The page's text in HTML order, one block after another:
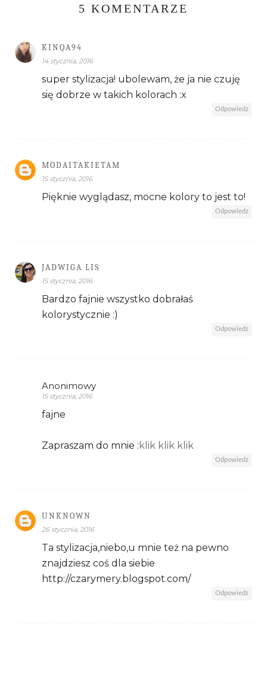
5 KOMENTARZE
KINQA94
14 stycznia, 2016
super stylizacja! ubolewam, że ja nie czuję
się dobrze w takich kolorach :x
Odpowiedz
MODAITAKIETAM
15 stycznia, 2016
Pięknie wyglądasz, mocne kolory to jest to!
Odpowiedz
JADWIGA LIS
15 stycznia, 2016
Bardzo fajnie wszystko dobrałaś
kolorystycznie :)
Odpowiedz
Anonimowy
15 stycznia, 2016
fajne
Zapraszam do mnie : klik klik klik
Odpowiedz
UNKNOWN
26 stycznia, 2016
Ta stylizacja,niebo,u mnie też na pewno
znajdziesz coś dla siebie
http://czarymery.blogspot.com/
Odpowiedz